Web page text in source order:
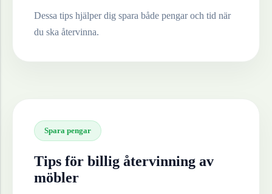
Dessa tips hjälper dig spara både pengar och tid när
du ska återvinna.
Spara pengar
Tips för billig återvinning av
möbler